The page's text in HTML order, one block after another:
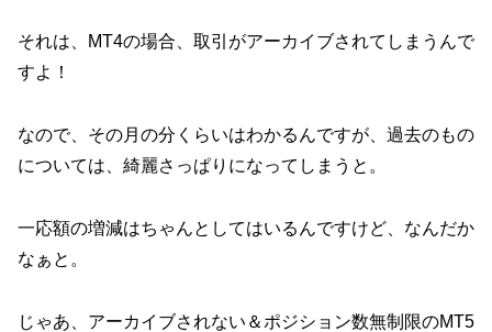
それは、MT4の場合、取引がアーカイブされてしまうんで
すよ！
なので、その月の分くらいはわかるんですが、過去のもの
については、綺麗さっぱりになってしまうと。
一応額の増減はちゃんとしてはいるんですけど、なんだか
なぁと。
じゃあ、アーカイブされない＆ポジション数無制限のMT5